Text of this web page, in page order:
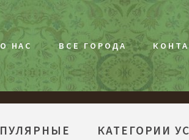
О НАС ВСЕ ГОРОДА
КАТЕГОРИИ